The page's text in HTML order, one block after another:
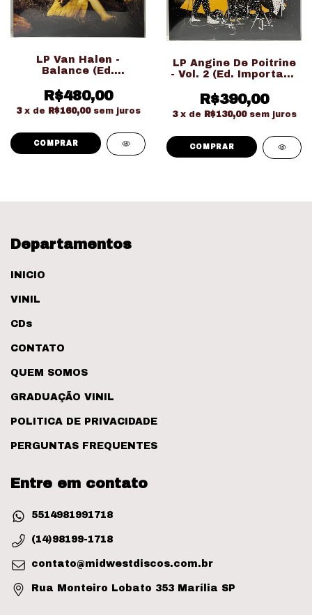
LP Van Halen -
Balance (Ed.
Duplo LACRADO!!!)
R$480,00
3 x de R$160,00 sem juros
LP Angine De Poitrine
- Vol. 2 (Ed. Importado
R$390,00
3 x de R$130,00 sem juros
Departamentos
INICIO
VINIL
CDs
CONTATO
QUEM SOMOS
GRADUAÇÃO VINIL
POLITICA DE PRIVACIDADE
PERGUNTAS FREQUENTES
Entre em contato
5514981991718
(14)98199-1718
contato@midwestdiscos.com.br
Rua Monteiro Lobato 353 Marília SP